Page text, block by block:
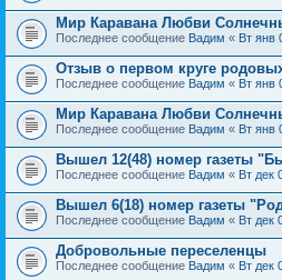
Мир Каравана Любви
Последнее сообщение Вадим « Вт янв
Отзыв о первом круге
Последнее сообщение Вадим « Вт янв
Мир Каравана Любви
Последнее сообщение Вадим « Вт янв
Вышел 12(48) номер газеты
Последнее сообщение Вадим « Вт дек
Вышел 6(18) номер газеты
Последнее сообщение Вадим « Вт дек
Добровольные переселенцы
Последнее сообщение Вадим « Вт дек